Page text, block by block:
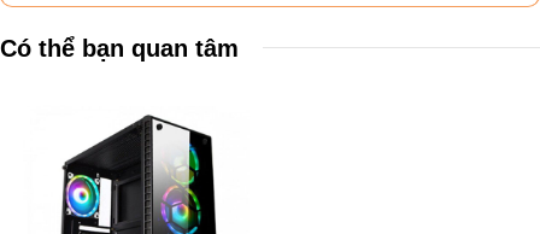
Có thể bạn quan tâm